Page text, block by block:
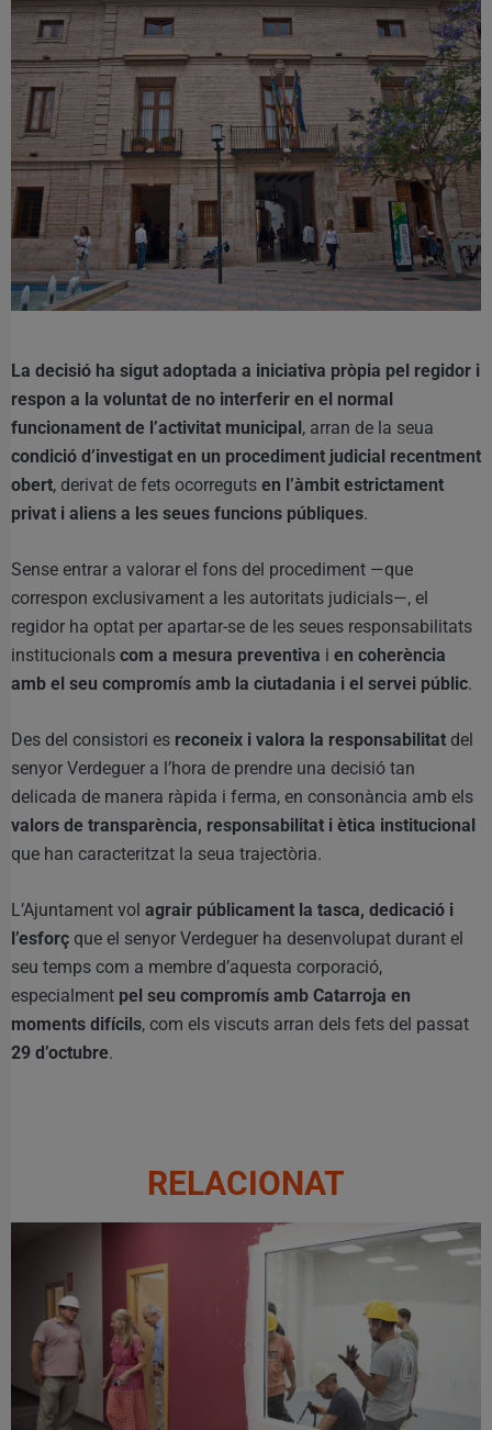
La decisió ha sigut adoptada a iniciativa pròpia pel regidor i
respon a la voluntat de no interferir en el normal
funcionament de l’activitat municipal, arran de la seua
condició d’investigat en un procediment judicial recentment
obert, derivat de fets ocorreguts en l’àmbit estrictament
privat i aliens a les seues funcions públiques.
Sense entrar a valorar el fons del procediment —que
correspon exclusivament a les autoritats judicials—, el
regidor ha optat per apartar-se de les seues responsabilitats
institucionals com a mesura preventiva i en coherència
amb el seu compromís amb la ciutadania i el servei públic.
Des del consistori es reconeix i valora la responsabilitat del
senyor Verdeguer a l’hora de prendre una decisió tan
delicada de manera ràpida i ferma, en consonància amb els
valors de transparència, responsabilitat i ètica institucional
que han caracteritzat la seua trajectòria.
L’Ajuntament vol agrair públicament la tasca, dedicació i
l’esforç que el senyor Verdeguer ha desenvolupat durant el
seu temps com a membre d’aquesta corporació,
especialment pel seu compromís amb Catarroja en
moments difícils, com els viscuts arran dels fets del passat
29 d’octubre.
RELACIONAT